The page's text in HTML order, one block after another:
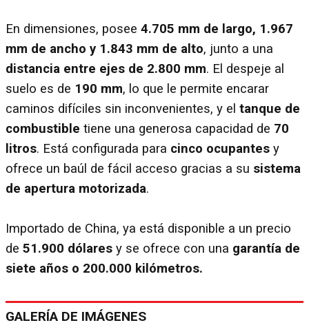
En dimensiones, posee 4.705 mm de largo, 1.967
mm de ancho y 1.843 mm de alto, junto a una
distancia entre ejes de 2.800 mm. El despeje al
suelo es de 190 mm, lo que le permite encarar
caminos difíciles sin inconvenientes, y el tanque de
combustible tiene una generosa capacidad de 70
litros. Está configurada para cinco ocupantes y
ofrece un baúl de fácil acceso gracias a su sistema
de apertura motorizada.
Importado de China, ya está disponible a un precio
de 51.900 dólares y se ofrece con una garantía de
siete años o 200.000 kilómetros.
GALERÍA DE IMÁGENES